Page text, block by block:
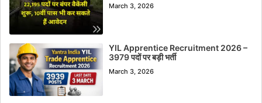
March 3, 2026
YIL Apprentice Recruitment 2026 –
3979 पदों पर बड़ी भर्ती
March 3, 2026